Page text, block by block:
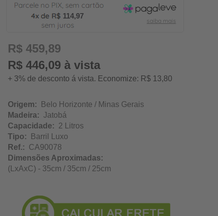
114,97
R$ 459,89
R$ 446,09 à vista
+ 3% de desconto á vista. Economize: R$ 13,80
Origem: Belo Horizonte / Minas Gerais
Madeira: Jatobá
Capacidade: 2 Litros
Tipo: Barril Luxo
Ref.: CA90078
Dimensões Aproximadas:
(LxAxC) - 35cm / 35cm / 25cm